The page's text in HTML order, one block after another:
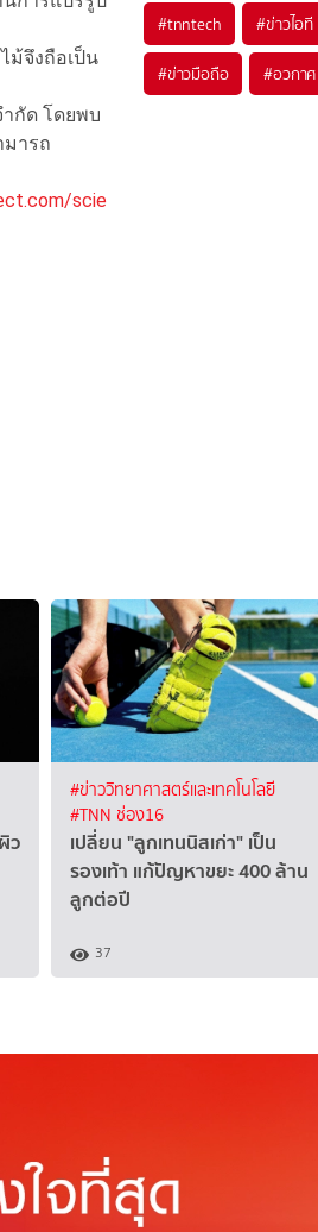
ม้จึงถือเป็น
กัด โดยพบ
มารถ
scie
#tnntech #ข่าวไอที
#ข่าวมือถือ #อวกาศ
ว
#ข่าววิทยาศาสตร์และเทคโนโลยี
#TNN ช่อง16
เปลี่ยน "ลูกเทนนิสเก่า" เป็น
รองเท้า แก้ปัญหาขยะ 400 ล้าน
ลูกต่อปี
37